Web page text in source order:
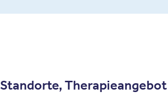
Standorte,